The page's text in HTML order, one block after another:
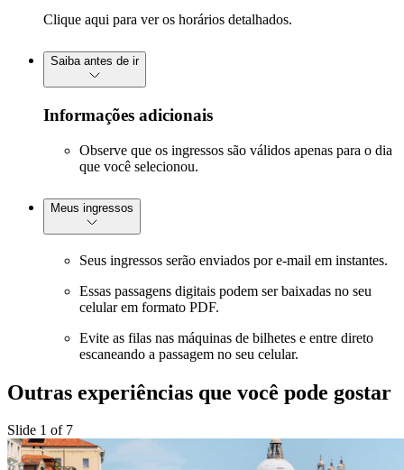
Clique aqui para ver os horários detalhados.
Saiba antes de ir
Informações adicionais
Observe que os ingressos são válidos apenas para o dia
que você selecionou.
Meus ingressos
Seus ingressos serão enviados por e-mail em instantes.
Essas passagens digitais podem ser baixadas no seu
celular em formato PDF.
Evite as filas nas máquinas de bilhetes e entre direto
escaneando a passagem no seu celular.
Outras experiências que você pode gostar
Slide 1 of 7